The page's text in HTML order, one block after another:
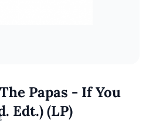
Papas - If You
Edt.) (LP)